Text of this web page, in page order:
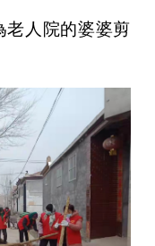
老人院的婆婆剪